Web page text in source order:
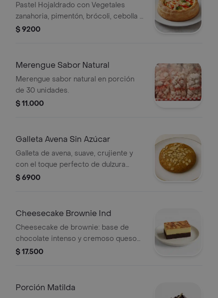
Pastel Hojaldrado con Vegetales
zanahoria, pimentón, brócoli, cebolla y
salsa de queso
$ 9200
Merengue Sabor Natural
Merengue sabor natural en porción
de 30 unidades.
$ 11.000
Galleta Avena Sin Azúcar
Galleta de avena, suave, crujiente y
con el toque perfecto de dulzura
artesanal. Ideal para un antojo
$ 6900
Cheesecake Brownie Ind
Cheesecake de brownie: base de
chocolate intenso y cremoso queso
para un postre irresistible.
$ 17.500
Porción Matilda